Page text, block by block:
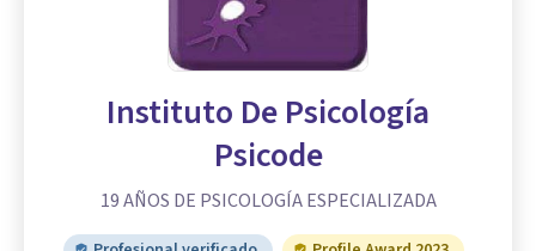
Instituto De Psicología
Psicode
19 AÑOS DE PSICOLOGÍA ESPECIALIZADA